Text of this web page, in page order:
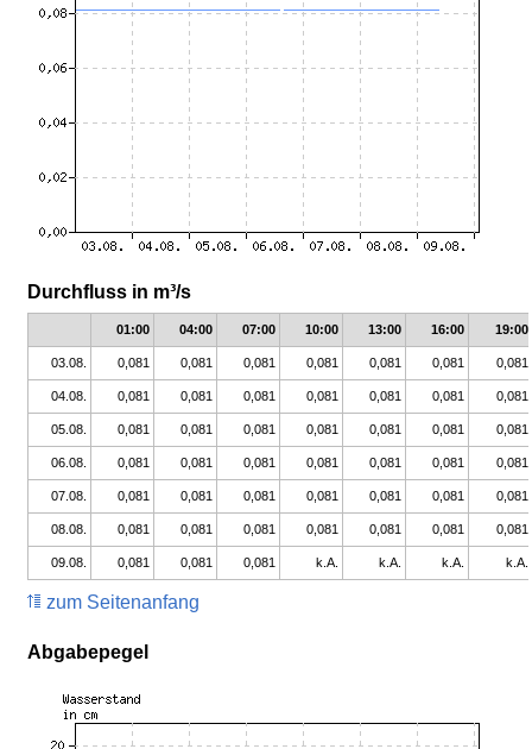
Durchfluss in m³/s
01:00 04:00 07:00 10:00 13:00 16:00 19:00
03.08. 0,081 0,081 0,081 0,081 0,081 0,081 0,081
04.08. 0,081 0,081 0,081 0,081 0,081 0,081 0,081
05.08. 0,081 0,081 0,081 0,081 0,081 0,081 0,081
06.08. 0,081 0,081 0,081 0,081 0,081 0,081 0,081
07.08. 0,081 0,081 0,081 0,081 0,081 0,081 0,081
08.08. 0,081 0,081 0,081 0,081 0,081 0,081 0,081
09.08. 0,081 0,081 0,081 k.A. k.A. k.A. k.A.
zum Seitenanfang
Abgabepegel